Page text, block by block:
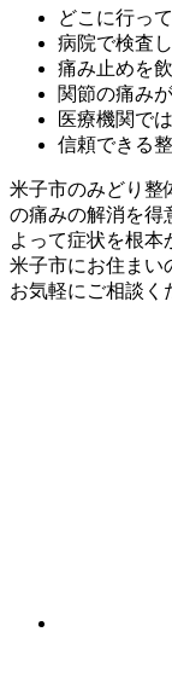
どこに行っ
病院で検査
痛み止めを
関節の痛み
医療機関で
信頼できる
米子市のみどり整
の痛みの解消を得
よって症状を根本
米子市にお住まい
お気軽にご相談く